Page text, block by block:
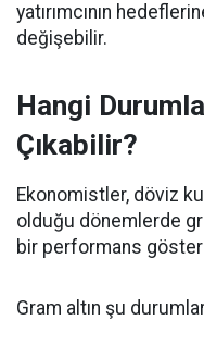
yatırımcının
değişebilir.
Hangi
Çıkabilir?
Ekonomistler, döviz
olduğu dönemlerde
bir performans
Gram altın şu